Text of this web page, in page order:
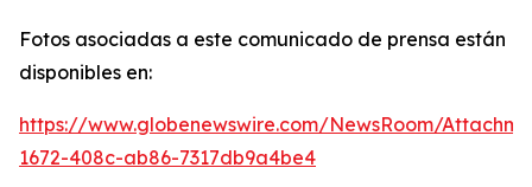
Fotos asociadas a este comunicado de prensa están
disponibles en:
https://www.globenewswire.com/NewsRoom/
1672-408c-ab86-7317db9a4be4